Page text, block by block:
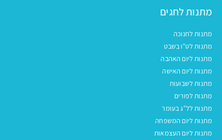
מתנות לחגים
מתנות לחנוכה
מתנות לט"ו בשבט
מתנות ליום האהבה
מתנות ליום האישה
מתנות לשבועות
מתנות לפורים
מתנות לל"ג בעומר
מתנות ליום המשפחה
מתנות ליום העצמאות